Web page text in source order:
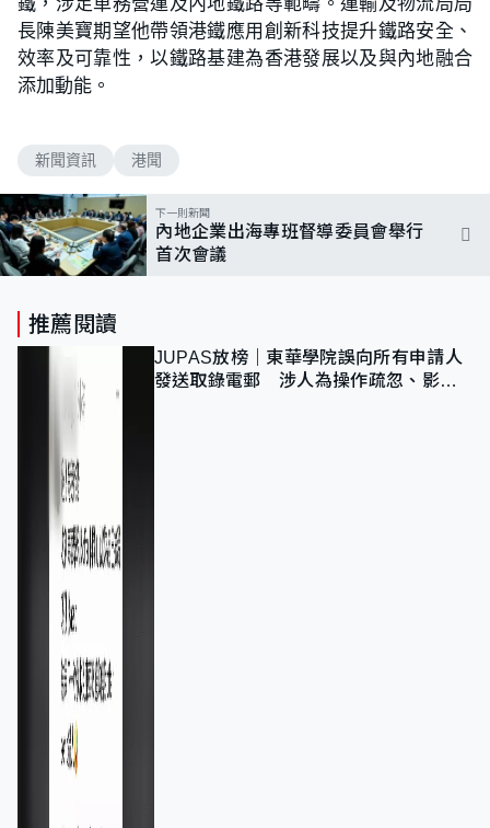
0
%
長陳美寶期望他帶領港鐵應用創新科技提升鐵路安全、
效率及可靠性，以鐵路基建為香港發展以及與內地融合
添加動能。
新聞資訊 港聞
下一則新聞
內地企業出海專班督導委員會舉行
首次會議
推薦閱讀
JUPAS放榜｜東華學院誤向所有申請人
發送取錄電郵 涉人為操作疏忽、影響